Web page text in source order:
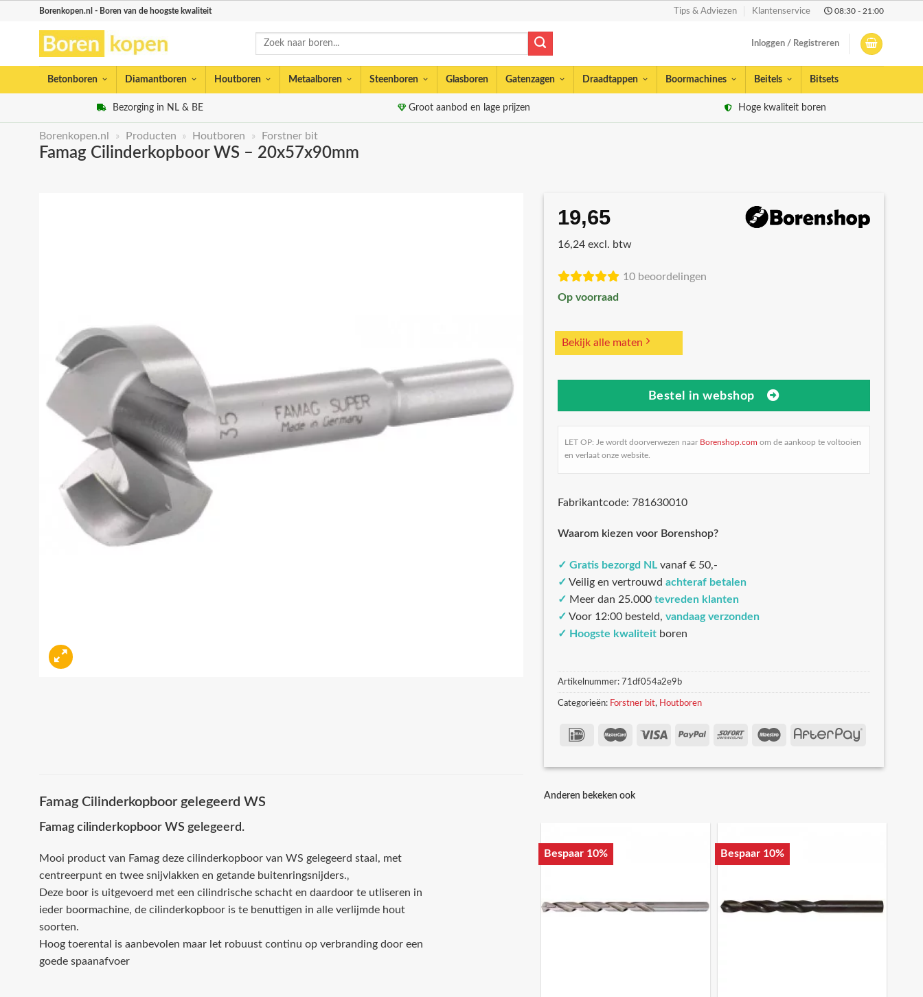
Borenkopen.nl - Boren van de hoogste kwaliteit Tips & Adviezen Klantenservice 08:30 - 21:00
Zoeken
Inloggen / Registreren
Betonboren Diamantboren Houtboren Metaalboren Steenboren Glasboren Gatenzagen Draadtappen Boormachines Beitels Bitsets
Bezorging in NL & BE Groot aanbod en lage prijzen Hoge kwaliteit boren
Borenkopen.nl » Producten » Houtboren » Forstner bit
Famag Cilinderkopboor WS – 20x57x90mm
19,65
16,24 excl. btw
10 beoordelingen
Op voorraad
Bekijk alle maten
Bestel in webshop
LET OP: Je wordt doorverwezen naar Borenshop.com om de aankoop te voltooien
en verlaat onze website.
Fabrikantcode: 781630010
Waarom kiezen voor Borenshop?
✓ Gratis bezorgd NL vanaf € 50,-
✓ Veilig en vertrouwd achteraf betalen
✓ Meer dan 25.000 tevreden klanten
✓ Voor 12:00 besteld, vandaag verzonden
✓ Hoogste kwaliteit boren
Artikelnummer: 71df054a2e9b
Categorieën: Forstner bit, Houtboren
Famag Cilinderkopboor gelegeerd WS
Famag cilinderkopboor WS gelegeerd.
Mooi product van Famag deze cilinderkopboor van WS gelegeerd staal, met
centreerpunt en twee snijvlakken en getande buitenringsnijders.‚
Deze boor is uitgevoerd met een cilindrische schacht en daardoor te utliseren in
ieder boormachine, de cilinderkopboor is te benuttigen in alle verlijmde hout
soorten.
Hoog toerental is aanbevolen maar let robuust continu op verbranding door een
goede spaanafvoer
Anderen bekeken ook
Bespaar 10% Bespaar 10%